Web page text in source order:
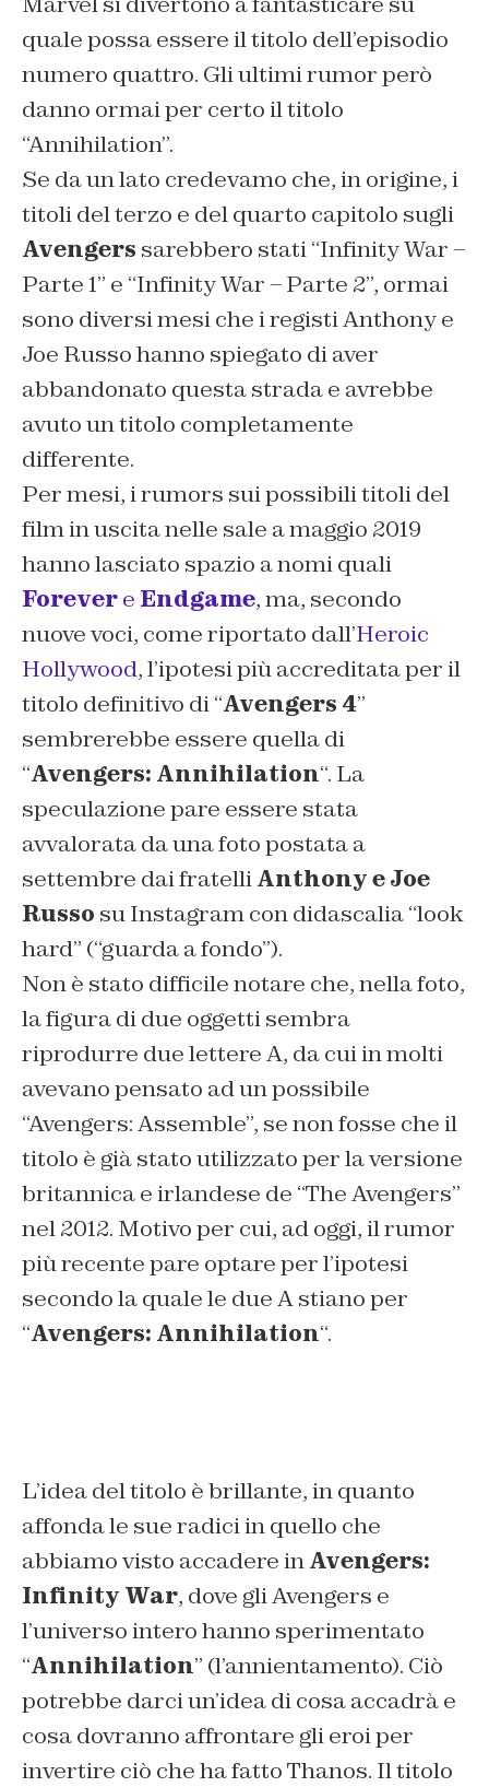
quale possa essere il titolo dell’episodio
numero quattro. Gli ultimi rumor però
danno ormai per certo il titolo
“Annihilation”.
Se da un lato credevamo che, in origine, i
titoli del terzo e del quarto capitolo sugli
Avengers sarebbero stati “Infinity War –
Parte 1” e “Infinity War – Parte 2”, ormai
sono diversi mesi che i registi Anthony e
Joe Russo hanno spiegato di aver
abbandonato questa strada e avrebbe
avuto un titolo completamente
differente.
Per mesi, i rumors sui possibili titoli del
film in uscita nelle sale a maggio 2019
hanno lasciato spazio a nomi quali
Forevere Endgame, ma, secondo
nuove voci, come riportato dall’Heroic
Hollywood, l’ipotesi più accreditata per il
titolo definitivo di “Avengers 4”
sembrerebbe essere quella di
“Avengers: Annihilation“. La
speculazione pare essere stata
avvalorata da una foto postata a
settembre dai fratelliAnthony e Joe
Russo su Instagram con didascalia “look
hard” (“guarda a fondo”).
Non è stato difficile notare che, nella foto,
la figura di due oggetti sembra
riprodurre due lettere A, da cui in molti
avevano pensato ad un possibile
“Avengers: Assemble”, se non fosse che il
titolo è già stato utilizzato per la versione
britannica e irlandese de “The Avengers”
nel 2012. Motivo per cui, ad oggi, il rumor
più recente pare optare per l’ipotesi
secondo la quale le due A stiano per
“Avengers: Annihilation“.
L’idea del titolo è brillante, in quanto
affonda le sue radici in quello che
abbiamo visto accadere inAvengers:
Infinity War, dove gli Avengers e
l’universo intero hanno sperimentato
“Annihilation” (l’annientamento). Ciò
potrebbe darci un’idea di cosa accadrà e
cosa dovranno affrontare gli eroi per
invertire ciò che ha fatto Thanos. Il titolo